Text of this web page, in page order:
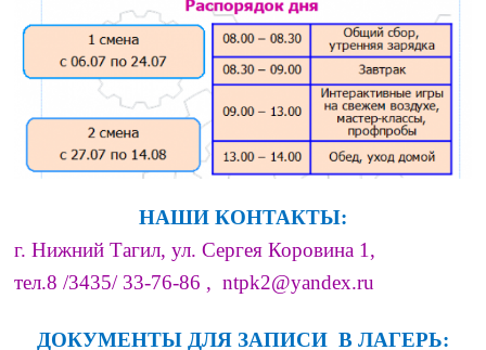
НАШИ КОНТАКТЫ:
г. Нижний Тагил, ул. Сергея Коровина 1,
тел.8 /3435/ 33-76-86 ,ntpk2@yandex.ru
ДОКУМЕНТЫ ДЛЯ ЗАПИСИ В ЛАГЕРЬ: